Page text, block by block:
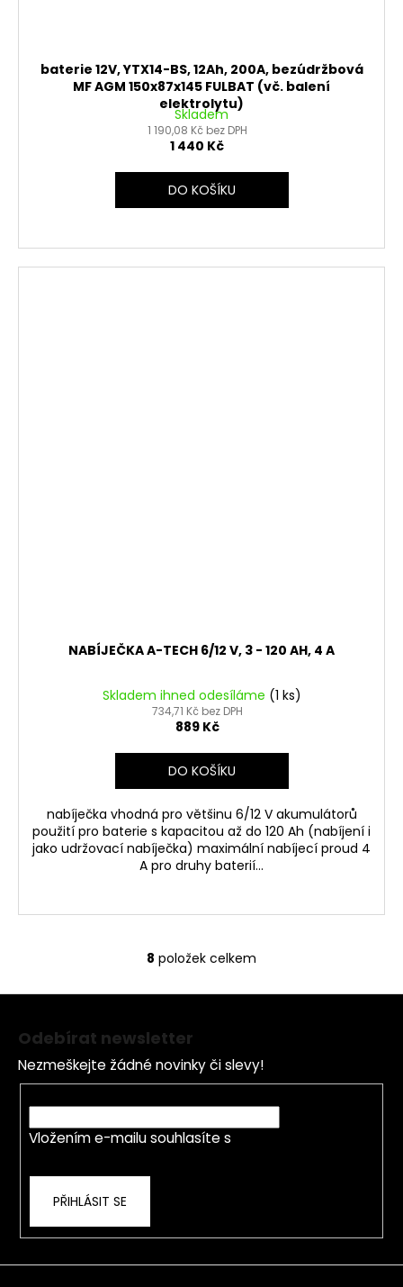
baterie 12V, YTX14-BS, 12Ah, 200A, bezúdržbová
MF AGM 150x87x145 FULBAT (vč. balení
elektrolytu)
Skladem
1 190,08 Kč bez DPH
1 440 Kč
DO KOŠÍKU
NABÍJEČKA A-TECH 6/12 V, 3 - 120 AH, 4 A
Skladem ihned odesíláme (1 ks)
734,71 Kč bez DPH
889 Kč
DO KOŠÍKU
nabíječka vhodná pro většinu 6/12 V akumulátorů
použití pro baterie s kapacitou až do 120 Ah (nabíjení i
jako udržovací nabíječka) maximální nabíjecí proud 4
A pro druhy baterií...
O
v
a
c
í
p
r
ý
p
8 položek celkem
Odebírat newsletter
Nezmeškejte žádné novinky či slevy!
Vložením e-mailu souhlasíte s
PŘIHLÁSIT SE